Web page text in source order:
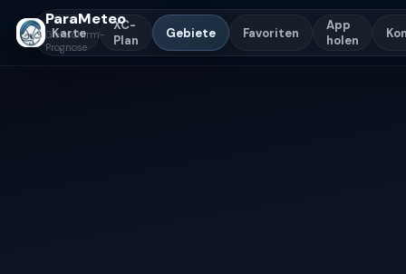
ParaMeteo
Gleitschirm-
Prognose
Karte
XC-
Plan
Gebiete Favoriten
App
holen